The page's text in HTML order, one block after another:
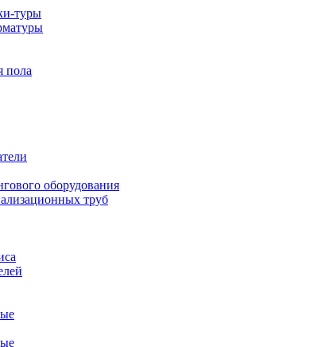
туры
пола
оборудования
труб